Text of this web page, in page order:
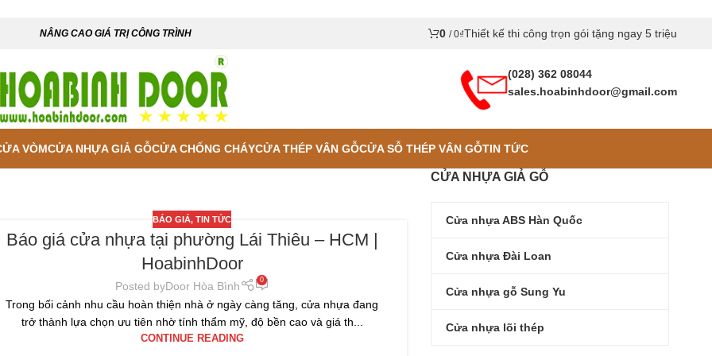
NÂNG CAO GIÁ TRỊ CÔNG TRÌNH 0 / 0₫Thiết kế thi công trọn gói tặng ngay 5 triệu
(028) 362 08044
sales.hoabinhdoor@gmail.com
VÒMCỬA NHỰA GIẢ GỖCỬA CHỐNG CHÁYCỬA THÉP VÂN GỖCỬA SỖ THÉP VÂN GỖTIN TỨC
BÁO GIÁ,TIN TỨC
Báo giá cửa nhựa tại phường Lái Thiêu – HCM |
HoabinhDoor
Posted byDoor Hòa Bình 0
Trong bối cảnh nhu cầu hoàn thiện nhà ở ngày càng tăng, cửa nhựa đang
trở thành lựa chọn ưu tiên nhờ tính thẩm mỹ, độ bền cao và giá th...
CONTINUE READING
CỬA NHỰA GIẢ GỖ
Cửa nhựa ABS Hàn Quốc
Cửa nhựa Đài Loan
Cửa nhựa gỗ Sung Yu
Cửa nhựa lõi thép